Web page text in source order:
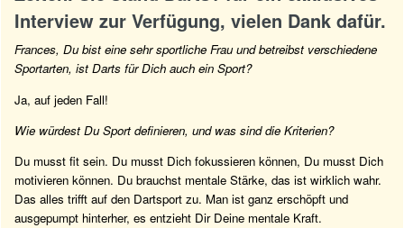
Interview zur Verfügung, vielen Dank dafür.
Frances, Du bist eine sehr sportliche Frau und betreibst verschiedene
Sportarten, ist Darts für Dich auch ein Sport?
Ja, auf jeden Fall!
Wie würdest Du Sport definieren, und was sind die Kriterien?
Du musst fit sein. Du musst Dich fokussieren können, Du musst Dich
motivieren können. Du brauchst mentale Stärke, das ist wirklich wahr.
Das alles trifft auf den Dartsport zu. Man ist ganz erschöpft und
ausgepumpt hinterher, es entzieht Dir Deine mentale Kraft.